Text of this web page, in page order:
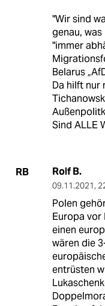
"Wir sind
genau,
"immer
Belarus
Da hilft nur
Sind ALLE
RB Rolf B.
09.11.2021,
Polen
Europa vor
einen
wären die
entrüsten